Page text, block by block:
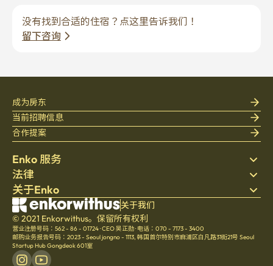
没有找到合适的住宿？点这里告诉我们！
留下咨询
Enko 服务
搜索房源
床上用品
博客
帮助中心
法律
隐私政策
服务条款
取消与退款政策
关于Enko
公司介绍
招聘
文化
成为房东
当前招聘信息
合作提案
关于我们
© 2021 Enkorwithus。保留所有权利
营业注册号码：562 - 86 - 01724·CEO 吴正勋· 电话：070 - 7173 - 3400
邮购业务报告号码：2023 - Seoul jongno - 1113, 韩国首尔特别市麻浦区白凡路31街21号 Seoul
Startup Hub Gongdeok 601室